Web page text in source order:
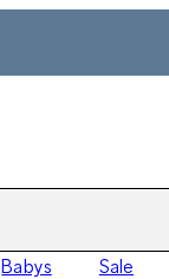
Babys Sale